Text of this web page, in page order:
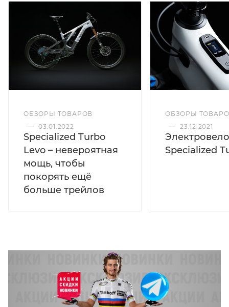
ОБЗОРЫ ТОВАРОВ
— 03.01.2022
Specialized Turbo
Levo – невероятная
мощь, чтобы
покорять ещё
больше трейлов
ОБЗОРЫ
— 23.12.2021
Specialized